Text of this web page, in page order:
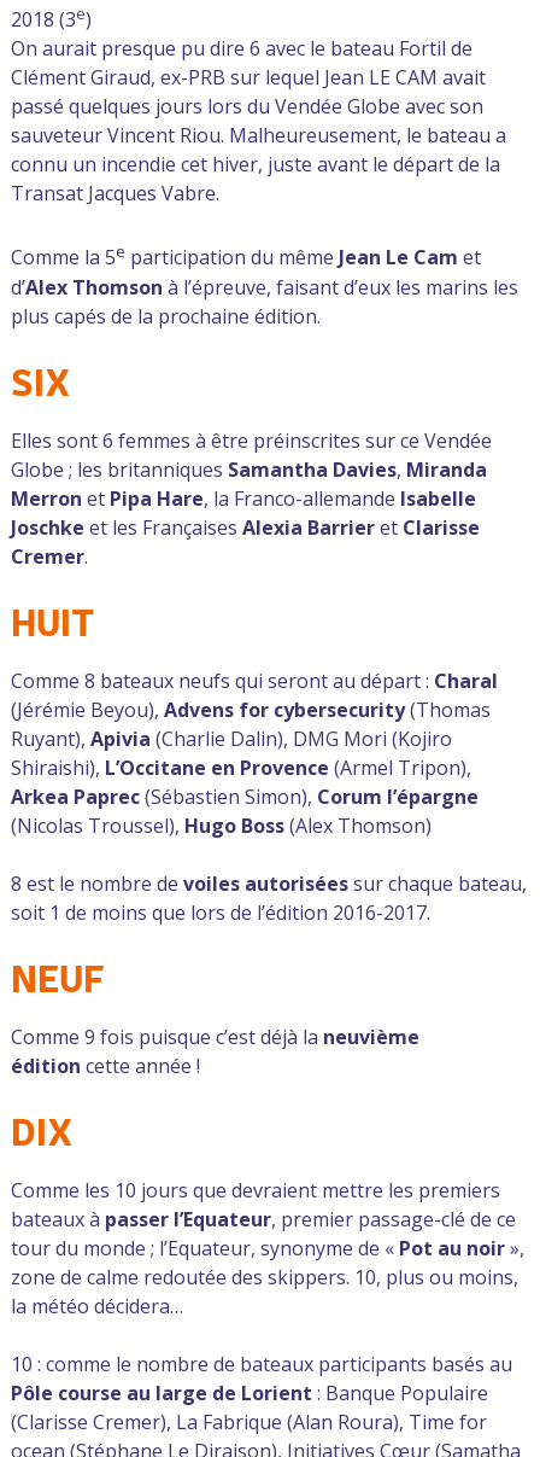
2018 (3e)
On aurait presque pu dire 6 avec le bateau Fortil de
Clément Giraud, ex-PRB sur lequel Jean LE CAM avait
passé quelques jours lors du Vendée Globe avec son
sauveteur Vincent Riou. Malheureusement, le bateau a
connu un incendie cet hiver, juste avant le départ de la
Transat Jacques Vabre.
Comme la 5e participation du même Jean Le Cam et
d’Alex Thomson à l’épreuve, faisant d’eux les marins les
plus capés de la prochaine édition.
SIX
Elles sont 6 femmes à être préinscrites sur ce Vendée
Globe ; les britanniques Samantha Davies, Miranda
Merron et Pipa Hare, la Franco-allemande Isabelle
Joschke et les Françaises Alexia Barrieret Clarisse
Cremer.
HUIT
Comme 8 bateaux neufs qui seront au départ : Charal
(Jérémie Beyou), Advens for cybersecurity(Thomas
Ruyant), Apivia (Charlie Dalin), DMG Mori (Kojiro
Shiraishi), L’Occitane en Provence (Armel Tripon),
Arkea Paprec(Sébastien Simon), Corum l’épargne
(Nicolas Troussel), Hugo Boss(Alex Thomson)
8 est le nombre de voiles autoriséessur chaque bateau,
soit 1 de moins que lors de l’édition 2016-2017.
NEUF
Comme 9 fois puisque c’est déjà la neuvième
édition cette année !
DIX
Comme les 10 jours que devraient mettre les premiers
bateaux à passer l’Equateur, premier passage-clé de ce
tour du monde ; l’Equateur, synonyme de « Pot au noir»,
zone de calme redoutée des skippers. 10, plus ou moins,
la météo décidera…
10 : comme le nombre de bateaux participants basés au
Pôle course au large de Lorient : Banque Populaire
(Clarisse Cremer), La Fabrique (Alan Roura), Time for
ocean (Stéphane Le Diraison), Initiatives Cœur (Samatha